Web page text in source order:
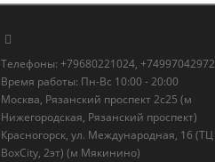
Телефоны: +79680221024, +74997042972
Время работы: Пн-Вс 10:00 - 20:00
Москва, Рязанский проспект 2с25 (м
Нижегородская, Рязанский проспект)
Красногорск, ул. Международная, 16 (ТЦ
BoxСity, 2эт) (м Мякинино)